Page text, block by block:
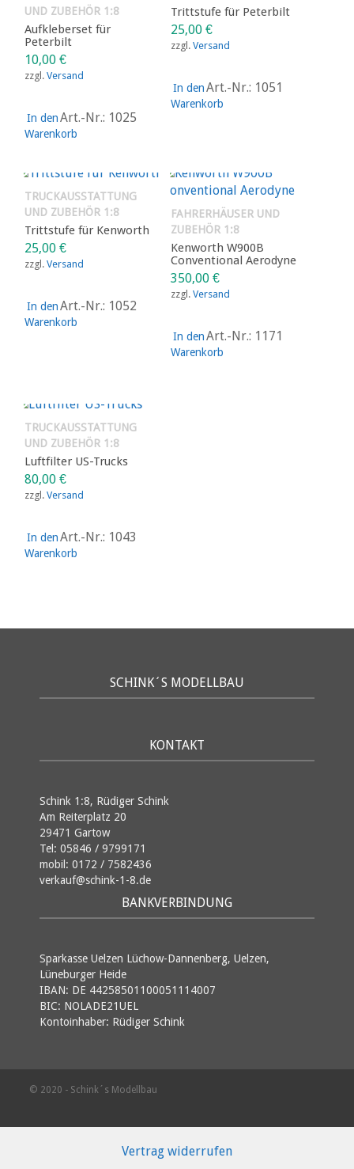
UND ZUBEHÖR 1:8
Aufkleberset für
Peterbilt
10,00 €
zzgl. Versand
In den
Warenkorb
Art.-Nr.: 1025
Trittstufe für Peterbilt
25,00€
zzgl.Versand
In den
Warenkorb
Art.-Nr.: 1051
TRUCKAUSSTATTUNG
UND ZUBEHÖR 1:8
Trittstufe für Kenworth
25,00 €
zzgl. Versand
In den
Warenkorb
Art.-Nr.: 1052
FAHRERHÄUSER UND
ZUBEHÖR 1:8
Kenworth W900B
Conventional Aerodyne
350,00€
zzgl.Versand
In den
Warenkorb
Art.-Nr.: 1171
TRUCKAUSSTATTUNG
UND ZUBEHÖR 1:8
Luftfilter US-Trucks
80,00 €
zzgl. Versand
In den
Warenkorb
Art.-Nr.: 1043
SCHINK´S MODELLBAU
KONTAKT
Schink 1:8, Rüdiger Schink
Am Reiterplatz 20
29471 Gartow
Tel: 05846 / 9799171
mobil: 0172 / 7582436
verkauf@schink-1-8.de
BANKVERBINDUNG
Sparkasse Uelzen Lüchow-Dannenberg, Uelzen,
Lüneburger Heide
IBAN: DE 44258501100051114007
BIC: NOLADE21UEL
Kontoinhaber: Rüdiger Schink
© 2020 - Schink´s Modellbau
Vertrag widerrufen